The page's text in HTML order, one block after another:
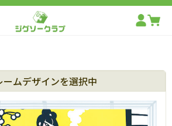
ームデザインを選択中